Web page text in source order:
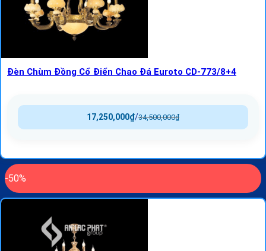
Đèn Chùm Đồng Cổ Điển Chao Đá Euroto CD-773/8+4
34,500,000₫
/
17,250,000₫
-50%